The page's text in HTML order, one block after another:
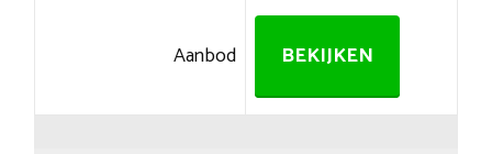
Aanbod BEKIJKEN